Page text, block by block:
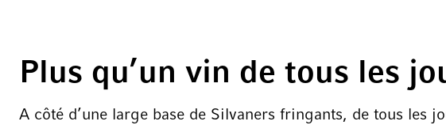
Plus qu’un vin de tous les
A côté d’une large base de Silvaners fringants, de tous les